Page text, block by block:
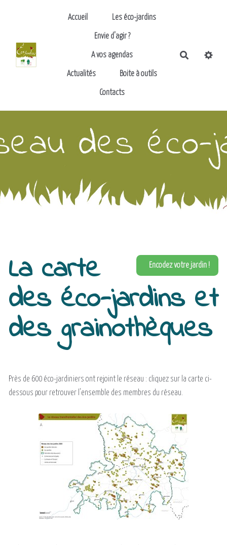
Aller au contenu principal
Accueil Les éco-jardins
Envie d'agir ?
A vos agendas
Actualités Boite à outils
Contacts
Encodez votre jardin !
La carte
des éco-jardins et
des grainothèques
Près de 600 éco-jardiniers ont rejoint le réseau : cliquez sur la carte ci-
dessous pour retrouver l'ensemble des membres du réseau.